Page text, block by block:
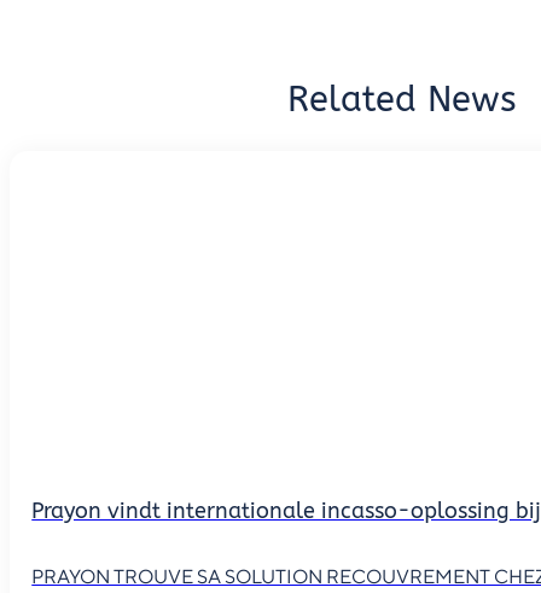
Related News
Prayon vindt internationale incasso-oplossing
PRAYON TROUVE SA SOLUTION RECOUVREMENT